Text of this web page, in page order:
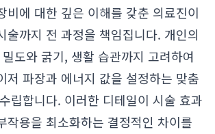
비에 대한 깊은 이해를 갖춘 의료진이
술까지 전 과정을 책임집니다. 개인의
도와 굵기, 생활 습관까지 고려하여
저 파장과 에너지 값을 설정하는 맞춤
립합니다. 이러한 디테일이 시술 효과
작용을 최소화하는 결정적인 차이를